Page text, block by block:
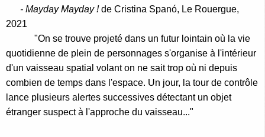
- Mayday Mayday !de Cristina Spanó, Le Rouergue,
2021
"On se trouve projeté dans un futur lointain où la vie
quotidienne de plein de personnages s'organise à l'intérieur
d'un vaisseau spatial volant on ne sait trop où ni depuis
combien de temps dans l'espace. Un jour, la tour de contrôle
lance plusieurs alertes successives détectant un objet
étranger suspect à l'approche du vaisseau..."